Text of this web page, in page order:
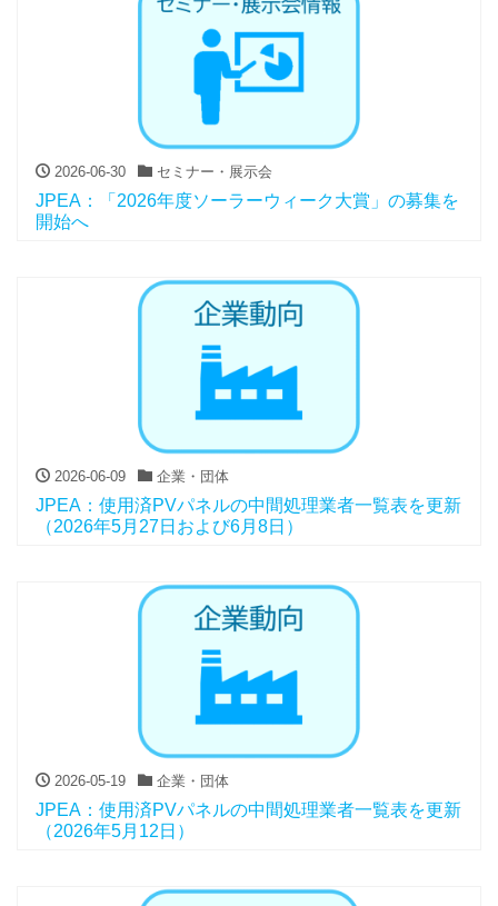
2026-06-30 セミナー・展示会
JPEA：「2026年度ソーラーウィーク大賞」の募集を
開始へ
2026-06-09 企業・団体
JPEA：使用済PVパネルの中間処理業者一覧表を更新
（2026年5月27日および6月8日）
2026-05-19 企業・団体
JPEA：使用済PVパネルの中間処理業者一覧表を更新
（2026年5月12日）